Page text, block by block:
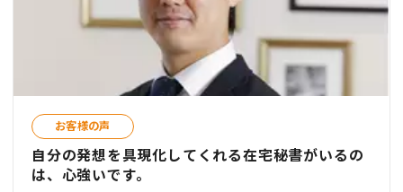
お客様の声
自分の発想を具現化してくれる在宅秘書がいるの
は、心強いです。